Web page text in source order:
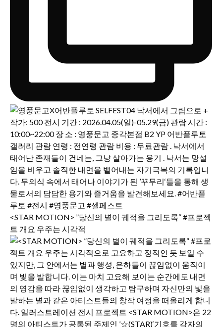
<STAR MOTION> ”당신의 별이 궤적을 그리도록“ #프로젝
트 개요 우주는 시각적